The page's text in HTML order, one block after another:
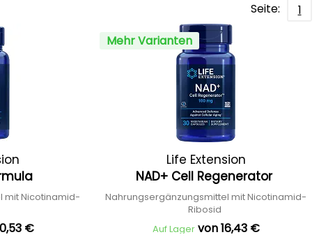
Seite: 1
mit Nicotinamid-
€
Mehr Varianten
Life Extension
NAD+ Cell Regenerator
Nahrungsergänzungsmittel mit Nicotinamid-
Ribosid
Auf Lager von 16,43 €